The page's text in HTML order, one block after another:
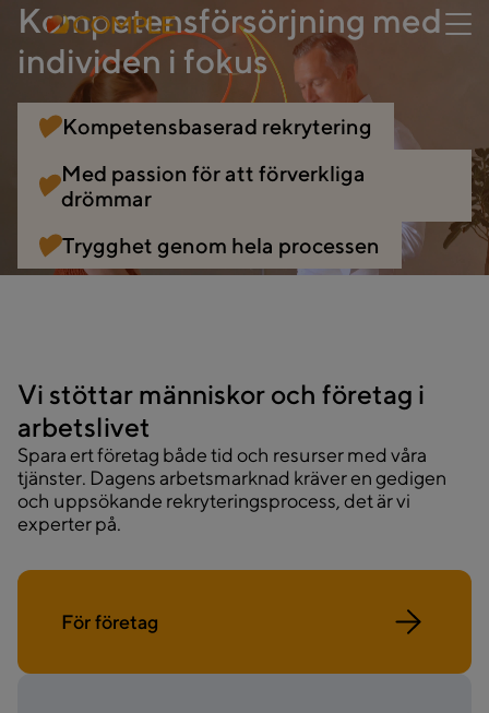
Kompetensförsörjning med
individen i fokus
Kompetensbaserad rekrytering
Med passion för att förverkliga
drömmar
Trygghet genom hela processen
Vi stöttar människor och företag i
arbetslivet
Spara ert företag både tid och resurser med våra
tjänster. Dagens arbetsmarknad kräver en gedigen
och uppsökande rekryteringsprocess, det är vi
experter på.
För företag